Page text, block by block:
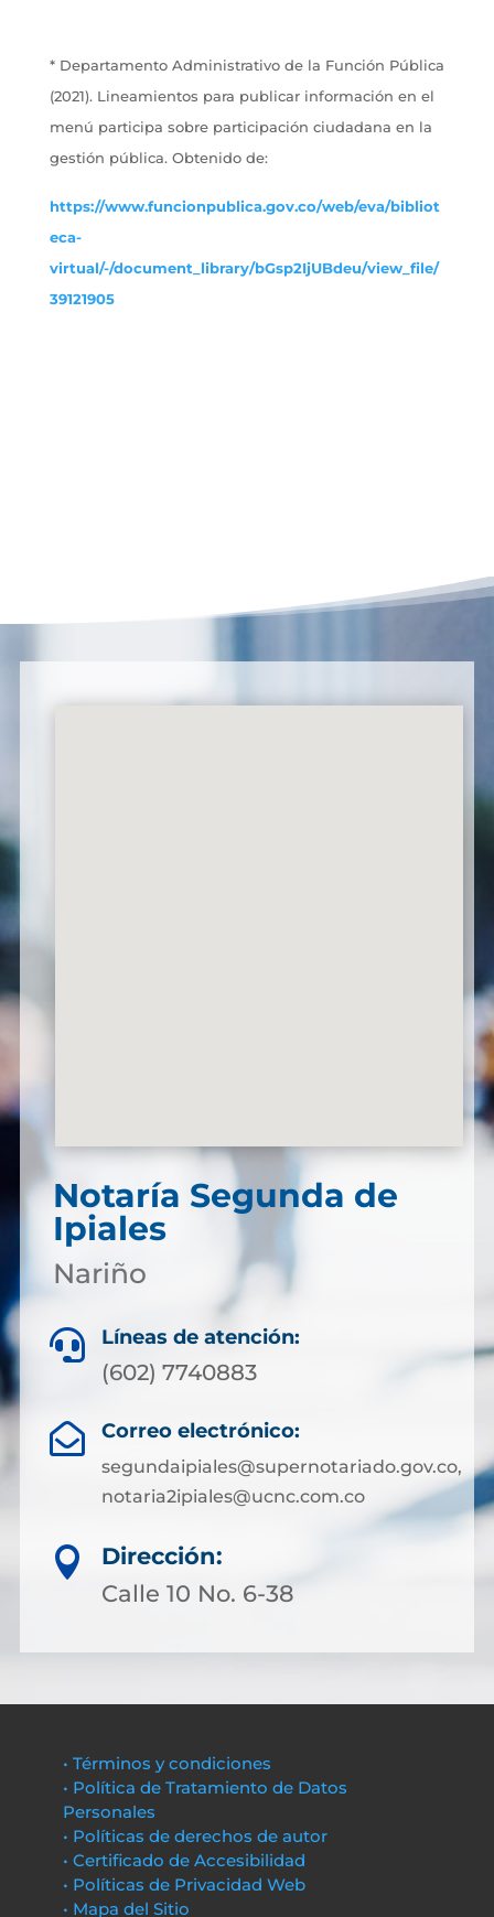
* Departamento Administrativo de la Función Pública
(2021). Lineamientos para publicar información en el
menú participa sobre participación ciudadana en la
gestión pública. Obtenido de:
https://www.funcionpublica.gov.co/web/eva/bibliot
eca-
virtual/-/document_library/bGsp2IjUBdeu/view_file/
39121905
Notaría Segunda de
Ipiales
Nariño
 Líneas de atención:
(602) 7740883
 Correo electrónico:
segundaipiales@supernotariado.gov.co,
notaria2ipiales@ucnc.com.co

Dirección:
Calle 10 No. 6-38
• Términos y condiciones
• Política de Tratamiento de Datos
Personales
• Políticas de derechos de autor
• Certificado de Accesibilidad
• Políticas de Privacidad Web
• Mapa del Sitio